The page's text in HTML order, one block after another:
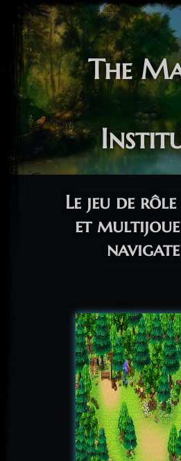
The
Le jeu de
et